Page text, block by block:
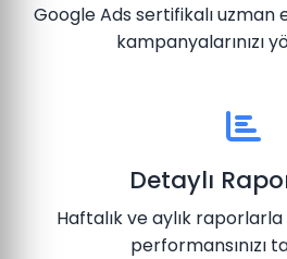
Google Ads sertifikalı uzman
kampanyalarınızı
Detaylı
Haftalık ve aylık
performansınızı